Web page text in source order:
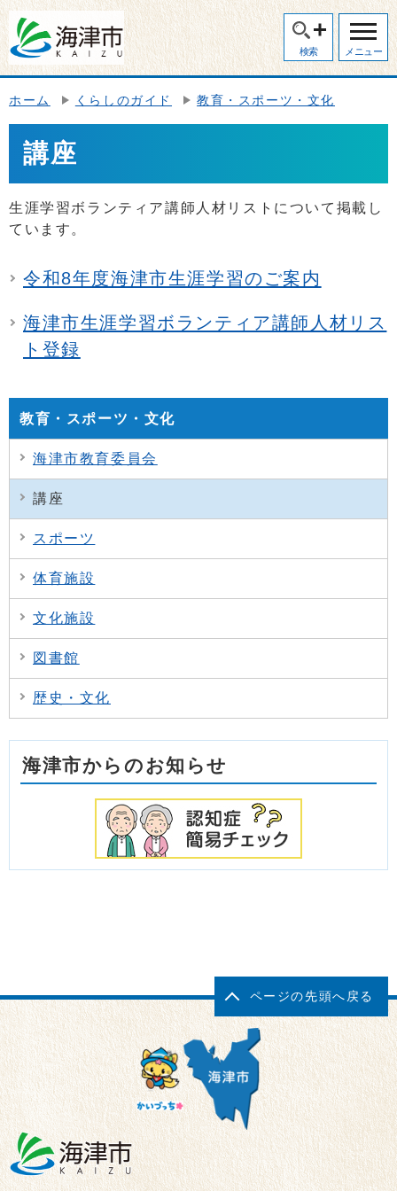
検索 メニュー
ホーム くらしのガイド 教育・スポーツ・文化
講座
生涯学習ボランティア講師人材リストについて掲載し
ています。
令和8年度海津市生涯学習のご案内
海津市生涯学習ボランティア講師人材リス
ト登録
教育・スポーツ・文化
海津市教育委員会
講座
スポーツ
体育施設
文化施設
図書館
歴史・文化
海津市からのお知らせ
ページの先頭へ戻る